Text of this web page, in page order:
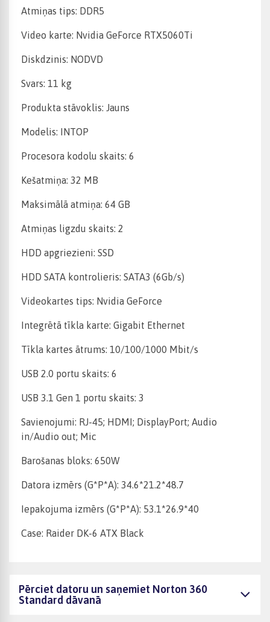
Atmiņas tips: DDR5
Video karte: Nvidia GeForce RTX5060Ti
Diskdzinis: NODVD
Svars: 11 kg
Produkta stāvoklis: Jauns
Modelis: INTOP
Procesora kodolu skaits: 6
Kešatmiņa: 32 MB
Maksimālā atmiņa: 64 GB
Atmiņas ligzdu skaits: 2
HDD apgriezieni: SSD
HDD SATA kontrolieris: SATA3 (6Gb/s)
Videokartes tips: Nvidia GeForce
Integrētā tīkla karte: Gigabit Ethernet
Tīkla kartes ātrums: 10/100/1000 Mbit/s
USB 2.0 portu skaits: 6
USB 3.1 Gen 1 portu skaits: 3
Savienojumi: RJ-45; HDMI; DisplayPort; Audio
in/Audio out; Mic
Barošanas bloks: 650W
Datora izmērs (G*P*A): 34.6*21.2*48.7
Iepakojuma izmērs (G*P*A): 53.1*26.9*40
Case: Raider DK-6 ATX Black
Pērciet datoru un saņemiet Norton 360
Standard dāvanā